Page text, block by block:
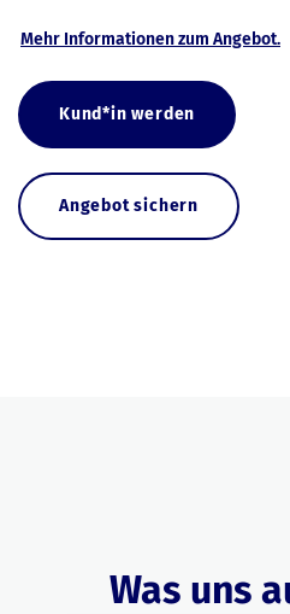
Mehr Informationen zum Angebot.
Kund*in werden
Angebot sichern
Was uns